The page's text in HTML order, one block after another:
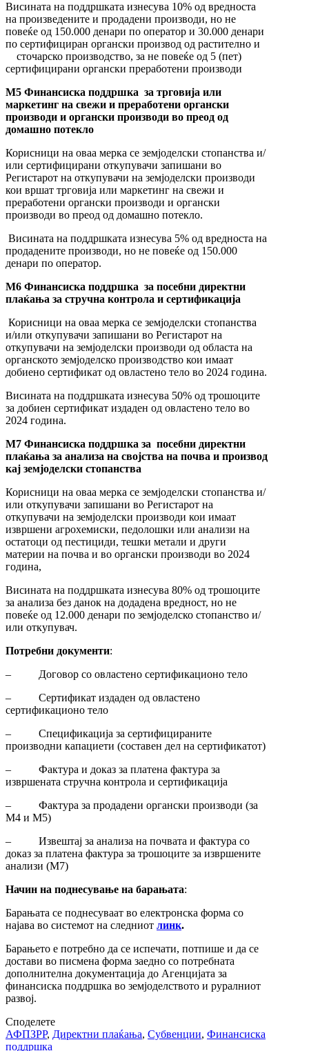
Висината на поддршката изнесува 10% од вредноста
на произведените и продадени производи, но не
повеќе од 150.000 денари по оператор и 30.000 денари
по сертифициран органски производ од растително и
сточарско производство, за не повеќе од 5 (пет)
сертифицирани органски преработени производи
М5 Финансиска поддршка за трговија или
маркетинг на свежи и преработени органски
производи и органски производи во преод од
домашно потекло
Корисници на оваа мерка се земјоделски стопанства и/
или сертифицирани откупувачи запишани во
Регистарот на откупувачи на земјоделски производи
кои вршат трговија или маркетинг на свежи и
преработени органски производи и органски
производи во преод од домашно потекло.
Висината на поддршката изнесува 5% од вредноста на
продадените производи, но не повеќе од 150.000
денари по оператор.
М6 Финансиска поддршка за посебни директни
плаќања за стручна контрола и сертификација
Корисници на оваа мерка се земјоделски стопанства
и/или откупувачи запишани во Регистарот на
откупувачи на земјоделски производи од областа на
органското земјоделско производство кои имаат
добиено сертификат од овластено тело во 2024 година.
Висината на поддршката изнесува 50% од трошоците
за добиен сертификат издаден од овластено тело во
2024 година.
М7 Финансиска поддршка за посебни директни
плаќања за анализа на својства на почва и производ
кај земјоделски стопанства
Корисници на оваа мерка се земјоделски стопанства и/
или откупувачи запишани во Регистарот на
откупувачи на земјоделски производи кои имаат
извршени агрохемиски, педолошки или анализи на
остатоци од пестициди, тешки метали и други
материи на почва и во органски производи во 2024
година,
Висината на поддршката изнесува 80% од трошоците
за анализа без данок на додадена вредност, но не
повеќе од 12.000 денари по земјоделско стопанство и/
или откупувач.
Потребни документи:
– Договор со овластено сертификационо тело
– Сертификат издаден од овластено
сертификационо тело
– Спецификација за сертифицираните
производни капациети (составен дел на сертификатот)
– Фактура и доказ за платена фактура за
извршената стручна контрола и сертификација
– Фактура за продадени органски производи (за
М4 и М5)
– Извештај за анализа на почвата и фактура со
доказ за платена фактура за трошоците за извршените
анализи (М7)
Начин на поднесување на барањата:
Барањата се поднесуваат во електронска форма со
најава во системот на следниот линк.
Барањето е потребно да се испечати, потпише и да се
достави во писмена форма заедно со потребната
дополнителна документација до Агенцијата за
финансиска поддршка во земјоделството и руралниот
развој.
Споделете
АФПЗРР, Директни плаќања, Субвенции, Финансиска
поддршка